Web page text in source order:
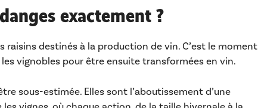
exactement ?
destinés à la production de vin. C’est le moment
vignobles pour être ensuite transformées en vin.
sous-estimée. Elles sont l’aboutissement d’une